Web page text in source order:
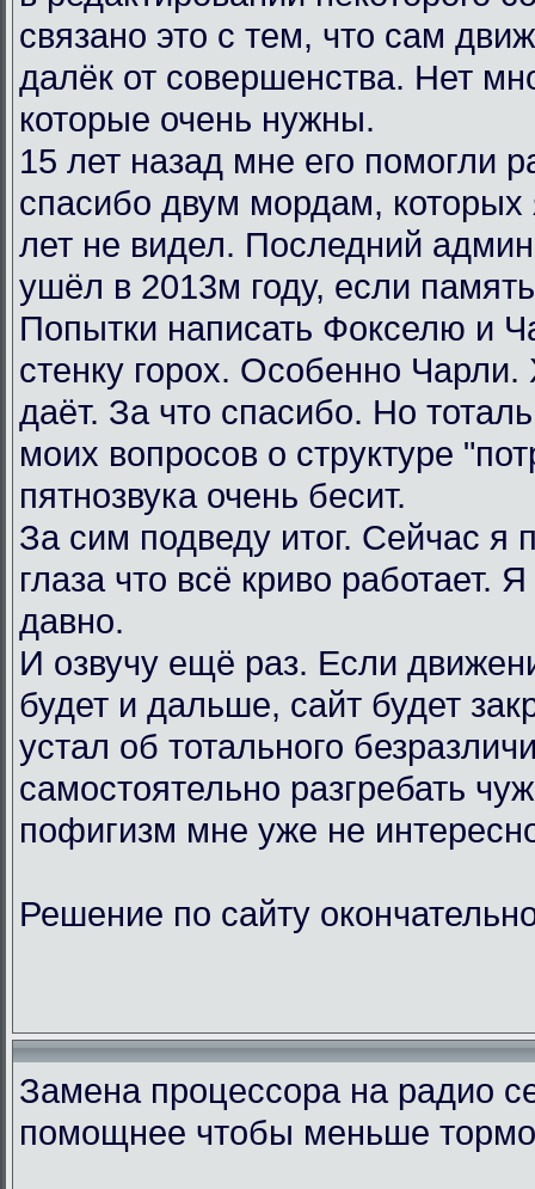
связано это с тем, что сам
далёк от совершенства. Нет
которые очень нужны.
15 лет назад мне его помогли
спасибо двум мордам, которых
лет не видел. Последний
ушёл в 2013м году, если
Попытки написать Фокселю и
стенку горох. Особенно Чарли.
даёт. За что спасибо. Но
моих вопросов о структуре
пятнозвука очень бесит.
За сим подведу итог. Сейчас я
глаза что всё криво работает.
давно.
И озвучу ещё раз. Если
будет и дальше, сайт будет
устал об тотального
самостоятельно разгребать
пофигизм мне уже не
Решение по сайту
Замена процессора на радио
помощнее чтобы меньше